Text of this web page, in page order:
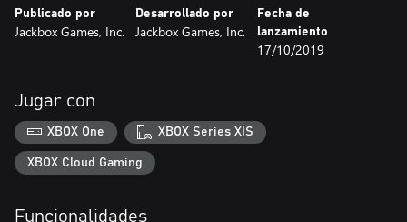
Jueguen con sus teléfonos, tabletas o computadoras. ¡No se
NOTA: El Jackbox Party Pack 6 solo está disponible en inglés.
NOTA: El juego está destinado a jugadores múltiples locales, pero
Publicado por
Jackbox Games, Inc.
Desarrollado por
Jackbox Games, Inc.
Fecha de
lanzamiento
17/10/2019
Jugar con
XBOX One XBOX Series X|S
XBOX Cloud Gaming
Funcionalidades